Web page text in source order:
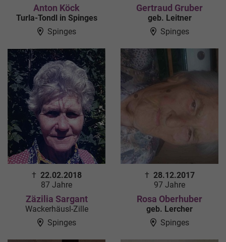
Anton Köck
Turla-Tondl in Spinges
Spinges
Gertraud Gruber
geb. Leitner
Spinges
† 22.02.2018
87 Jahre
Zäzilia Sargant
Wackerhäusl-Zille
Spinges
† 28.12.2017
97 Jahre
Rosa Oberhuber
geb. Lercher
Spinges